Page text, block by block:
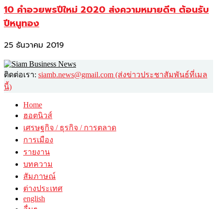
10 คำอวยพรปีใหม่ 2020 ส่งความหมายดีๆ ต้อนรับ
ปีหนูทอง
25 ธันวาคม 2019
ติดต่อเรา: siamb.news@gmail.com (ส่งข่าวประชาสัมพันธ์ที่เมล
นี้)
Home
ฮอตนิวส์
เศรษฐกิจ / ธุรกิจ / การตลาด
การเมือง
รายงาน
บทความ
สัมภาษณ์
ต่างประเทศ
english